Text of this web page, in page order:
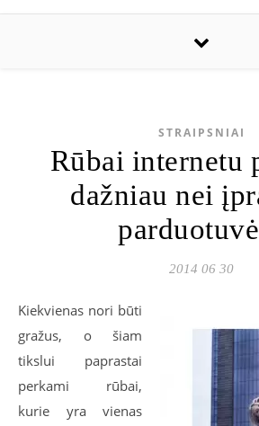
STRAIPSNIAI
Rūbai internetu
dažniau nei
2014 06 30
Kiekvienas nori būti
gražus, o šiam
tikslui paprastai
perkami rūbai,
kurie yra vienas